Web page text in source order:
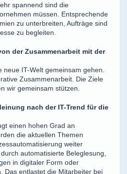
spannend sind die
müssen. Entsprechende
zu unterbreiten, Aufträge sind
zu begleiten.
der Zusammenarbeit mit der
neue IT-Welt gemeinsam gehen.
Zusammenarbeit. Die Ziele
wir gemeinsam stützen.
nach der IT-Trend für die
einen hohen Grad an
die aktuellen Themen
weiter
automatisierte Beleglesung,
in digitaler Form oder
Das entlastet die Mitarbeiter bei